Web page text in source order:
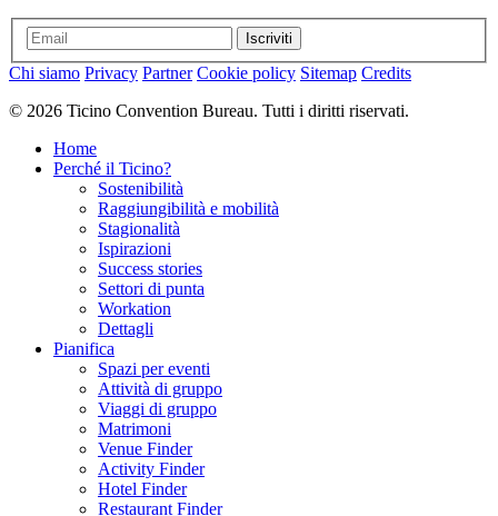
Iscriviti
Chi siamo Privacy Partner Cookie policy Sitemap Credits
© 2026 Ticino Convention Bureau. Tutti i diritti riservati.
Home
Perché il Ticino?
Sostenibilità
Raggiungibilità e mobilità
Stagionalità
Ispirazioni
Success stories
Settori di punta
Workation
Dettagli
Pianifica
Spazi per eventi
Attività di gruppo
Viaggi di gruppo
Matrimoni
Venue Finder
Activity Finder
Hotel Finder
Restaurant Finder